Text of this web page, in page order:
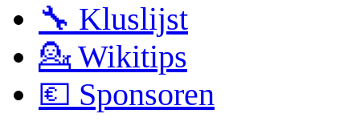
🔧 Kluslijst
💁 Wikitips
💶 Sponsoren